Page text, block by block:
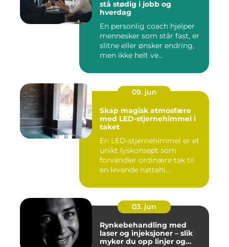
stå stødig i jobb og
hverdag
En personlig coach hjelper
mennesker som står fast, er
slitne eller ønsker endring,
men ikke helt ve...
09. jun
Skap magisk atmosfære
med LED-stjernehimmel i
taket
En LED-stjernehimmel er et
unikt lyskonsept som
forvandler ordinære tak til
en levende nattehi...
03. jun
Rynkebehandling med
laser og injeksjoner – slik
myker du opp linjer og